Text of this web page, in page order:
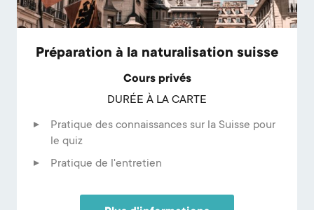
Préparation à la naturalisation suisse
Cours privés
DURÉE À LA CARTE
Pratique des connaissances sur la Suisse pour
le quiz
Pratique de l'entretien